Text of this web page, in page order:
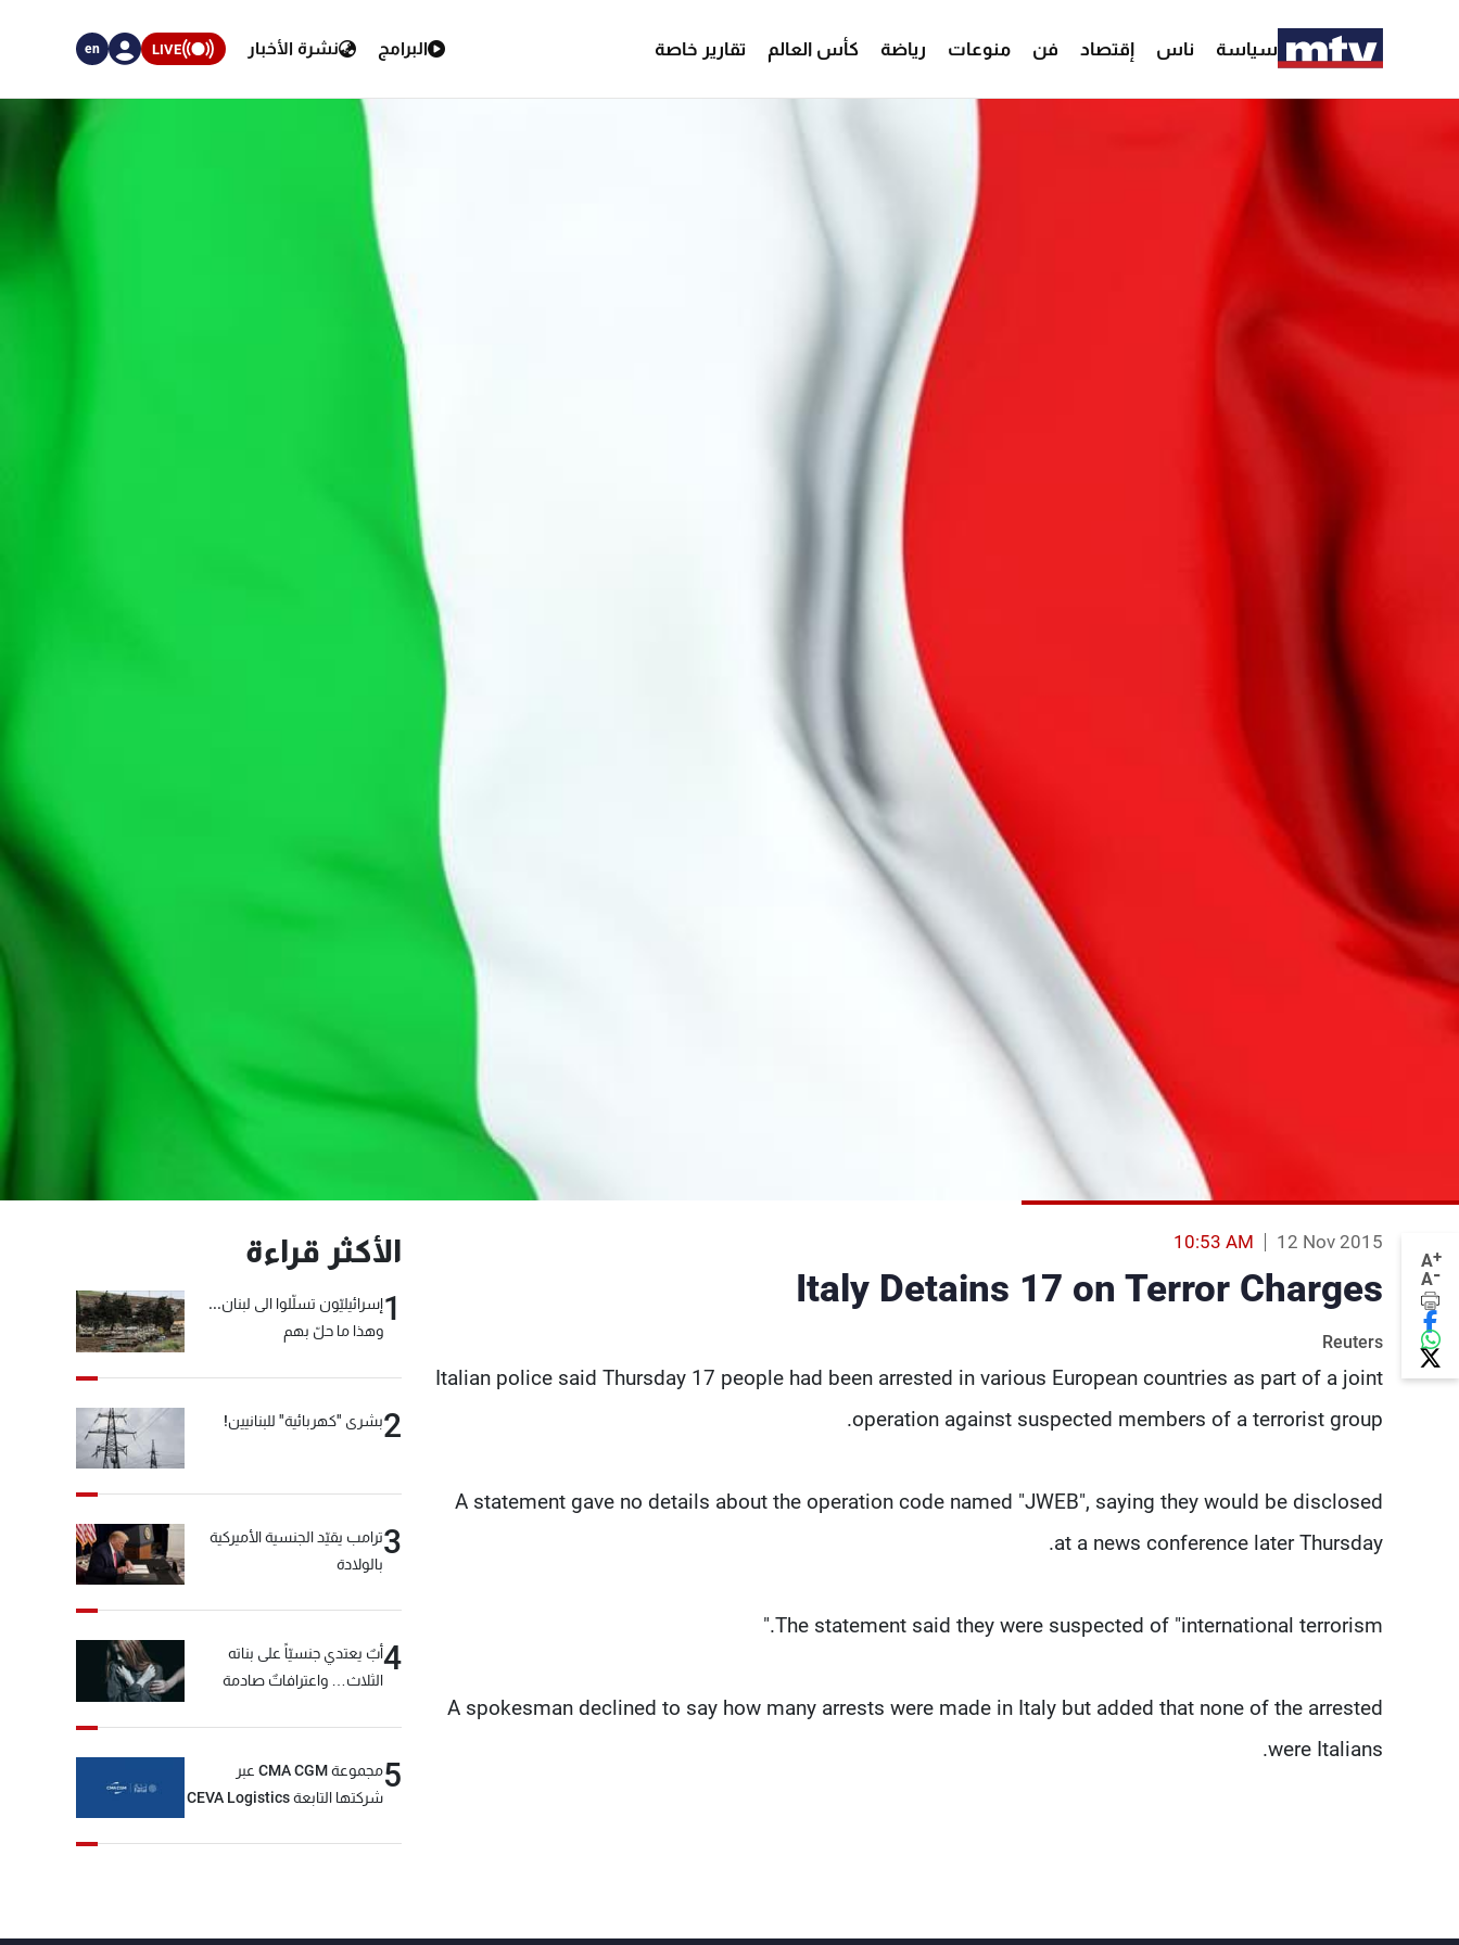
سياسة ناس إقتصاد فن منوعات رياضة كأس العالم تقارير خاصة البرامج نشرة الأخبار LIVE
en
A+
A-
12 Nov 2015
10:53 AM
Italy Detains 17 on Terror Charges
Reuters
Italian police said Thursday 17 people had been arrested in various European countries as part of a joint
operation against suspected members of a terrorist group.
A statement gave no details about the operation code named "JWEB", saying they would be disclosed
at a news conference later Thursday.
The statement said they were suspected of "international terrorism."
A spokesman declined to say how many arrests were made in Italy but added that none of the arrested
were Italians.
الأكثر قراءة
1إسرائيليّون تسلّلوا الى لبنان...
وهذا ما حلّ بهم
2بشرى "كهربائية" للبنانيين!
3ترامب يقيّد الجنسية الأميركية
بالولادة
4أبٌ يعتدي جنسيّاً على بناته
الثلاث… واعترافاتٌ صادمة
5
مجموعة CMA CGM عبر
شركتها التابعة CEVA Logistics